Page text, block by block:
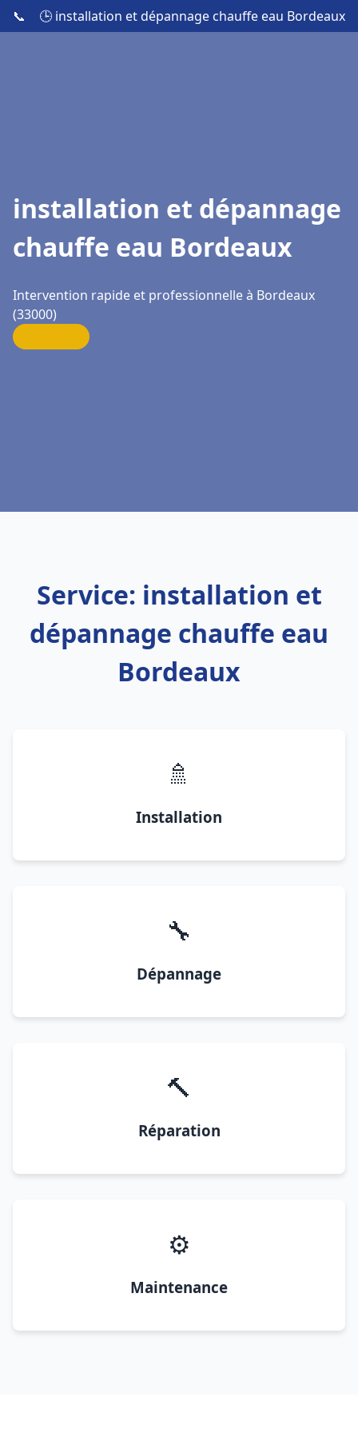
📞 🕒 installation et dépannage chauffe eau Bordeaux
installation et dépannage
chauffe eau Bordeaux
Intervention rapide et professionnelle à Bordeaux
(33000)
Service: installation et
dépannage chauffe eau
Bordeaux
🚿
Installation
🔧
Dépannage
🔨
Réparation
⚙️
Maintenance